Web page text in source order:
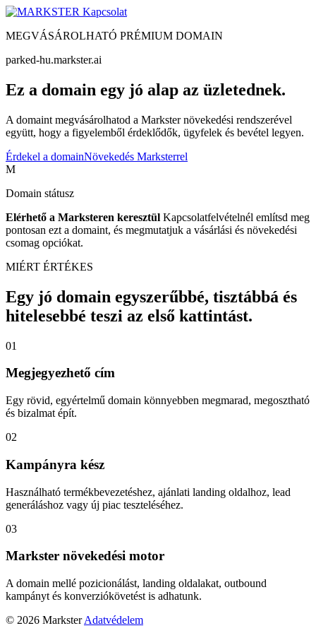
Kapcsolat
MEGVÁSÁROLHATÓ PRÉMIUM DOMAIN
parked-hu.markster.ai
Ez a domain egy jó alap az üzletednek.
A domaint megvásárolhatod a Markster növekedési rendszerével
együtt, hogy a figyelemből érdeklődők, ügyfelek és bevétel legyen.
Érdekel a domainNövekedés Marksterrel
M
Domain státusz
Elérhető a Marksteren keresztül Kapcsolatfelvételnél említsd meg
pontosan ezt a domaint, és megmutatjuk a vásárlási és növekedési
csomag opciókat.
MIÉRT ÉRTÉKES
Egy jó domain egyszerűbbé, tisztábbá és
hitelesebbé teszi az első kattintást.
01
Megjegyezhető cím
Egy rövid, egyértelmű domain könnyebben megmarad, megosztható
és bizalmat épít.
02
Kampányra kész
Használható termékbevezetéshez, ajánlati landing oldalhoz, lead
generáláshoz vagy új piac teszteléséhez.
03
Markster növekedési motor
A domain mellé pozicionálást, landing oldalakat, outbound
kampányt és konverziókövetést is adhatunk.
© 2026 Markster Adatvédelem